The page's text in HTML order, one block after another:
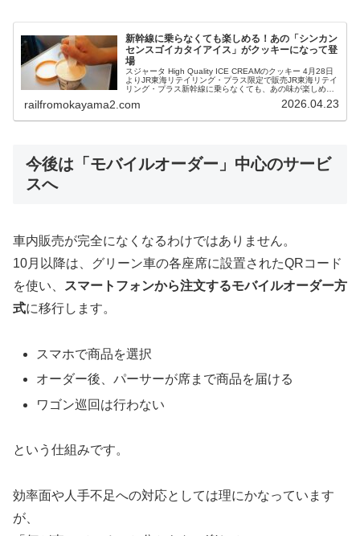
新幹線に乗らなくても楽しめる！あの「シンカン
センスゴイカタイアイス」がクッキーになって登
場
スジャータ High Quality ICE CREAMのクッキー 4月28日
よりJR東海リテイリング・プラス限定で販売JR東海リテイ
リング・プラス新幹線に乗らなくても、あの味が楽しめ
railfromokayama2.com 2026.04.23
今後は「モバイルオーダー」中心のサービ
スへ
車内販売が完全になくなるわけではありません。
10月以降は、グリーン車の各座席に設置されたQRコード
を使い、 スマートフォンから注文するモバイルオーダー方
式に移行します。
スマホで商品を選択
オーダー後、パーサーが席まで商品を届ける
ワゴン巡回は行わない
という仕組みです。
効率面や人手不足への対応としては理にかなっています
が、